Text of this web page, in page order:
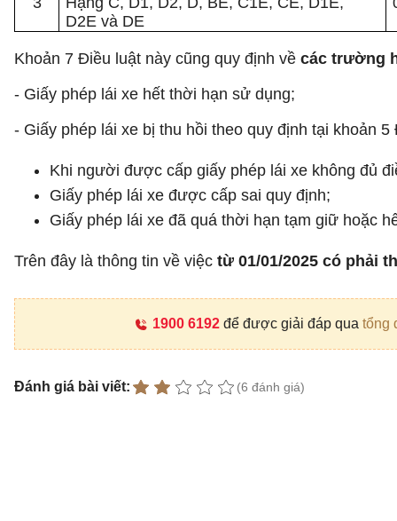
D2E và DE
Khoản 7 Điều luật này cũng quy định về các trường
- Giấy phép lái xe hết thời hạn sử dụng;
- Giấy phép lái xe bị thu hồi theo quy định tại khoản 5
Khi người được cấp giấy phép lái xe không đủ
Giấy phép lái xe được cấp sai quy định;
Giấy phép lái xe đã quá thời hạn tạm giữ hoặc
Trên đây là thông tin về việc từ 01/01/2025 có phải
1900 6192để được giải đáp qua tổng
Đánh giá bài viết: (6 đánh giá)